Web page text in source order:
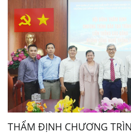
THẨM ĐỊNH CHƯƠNG